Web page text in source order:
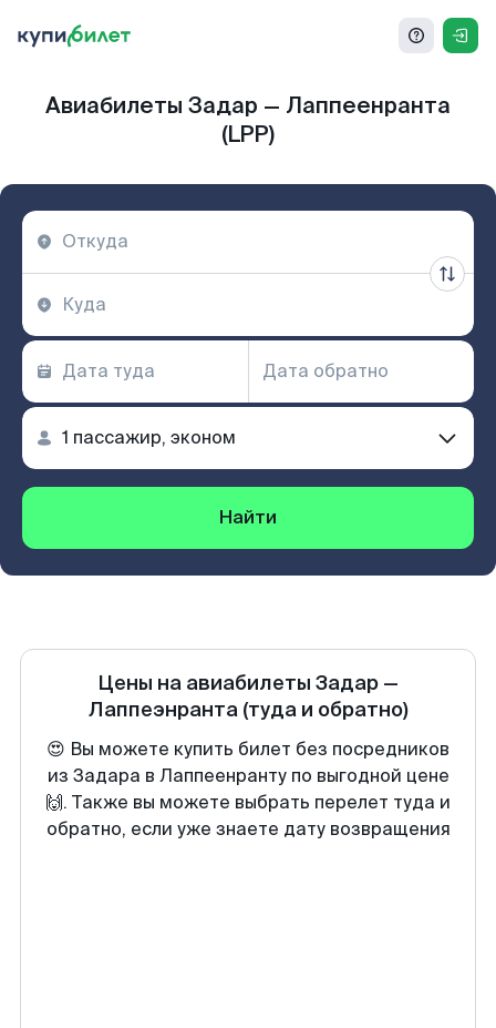
Авиабилеты Задар — Лаппеенранта
(LPP)
Найти
Цены на авиабилеты Задар —
Лаппеэнранта (туда и обратно)
😍 Вы можете купить билет без посредников
из Задара в Лаппеенранту по выгодной цене
🙌. Также вы можете выбрать перелет туда и
обратно, если уже знаете дату возвращения